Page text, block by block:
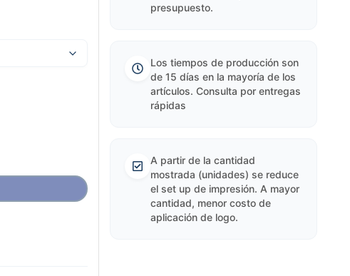
presupuesto.
Los tiempos de producción son
de 15 días en la mayoría de los
artículos. Consulta por entregas
rápidas
A partir de la cantidad
mostrada (unidades) se reduce
el set up de impresión. A mayor
cantidad, menor costo de
aplicación de logo.